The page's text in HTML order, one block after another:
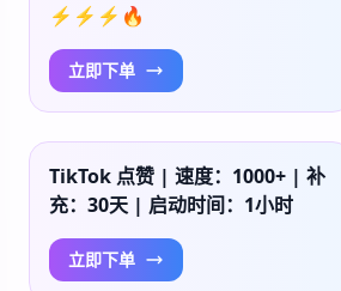
⚡⚡⚡🔥
立即下单
TikTok 点赞 | 速度：1000+ | 补
充：30天 | 启动时间：1小时
立即下单